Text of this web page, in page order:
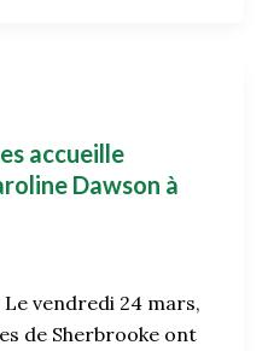
accueille
Dawson à
vendredi 24 mars,
de Sherbrooke ont